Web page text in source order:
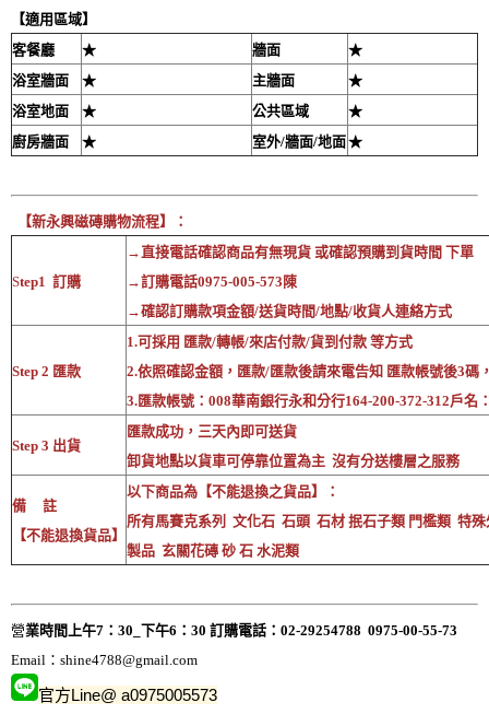
【適用區域】
客餐廳
★ 牆面
★
浴室牆面
★ 主牆面
★
浴室地面
★ 公共區域
★
廚房牆面
★ 室外/牆面/地面★
【新永興磁磚購物流程】：
Step1 訂購
→直接電話確認商品有無現貨 或確認預購到貨時間 下單
→訂購電話0975-005-573陳
→確認訂購款項金額/送貨時間/地點/收貨人連絡方式
Step 2 匯款
1.可採用 匯款/轉帳/來店付款/貨到付款 等方式
2.依照確認金額，匯款/匯款後請來電告知 匯款帳號後3碼
3.匯款帳號：008華南銀行永和分行164-200-372-312戶名
Step 3 出貨
匯款成功，三天內即可送貨
卸貨地點以貨車可停靠位置為主 沒有分送樓層之服務
備 註
【不能退換貨品】
以下商品為【不能退換之貨品】：
所有馬賽克系列 文化石 石頭 石材 抿石子類 門檻類 特
製品 玄關花磚 砂 石 水泥類
營業時間上午7：30_下午6：30 訂購電話：02-29254788 0975-00-55-73
Email： shine4788@gmail.com
官方Line@ a0975005573